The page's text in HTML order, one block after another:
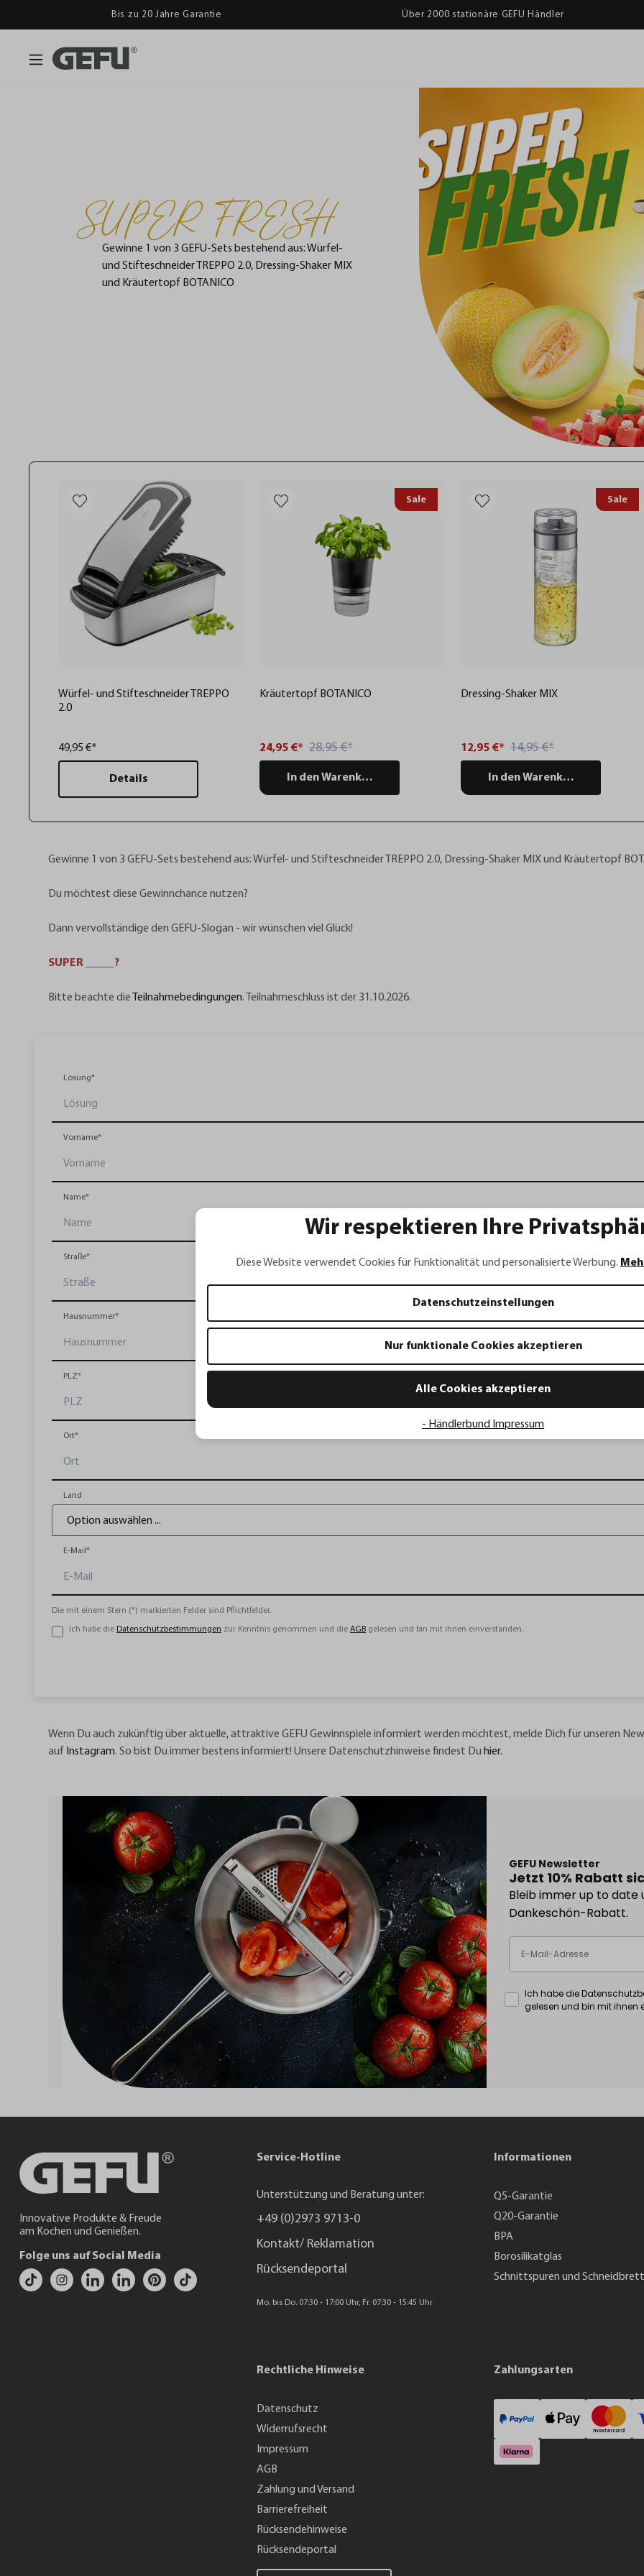
Bis zu 20 Jahre Garantie Über 2000 stationäre GEFU Händler
SUPER FRESH
Gewinne 1 von 3 GEFU-Sets bestehend aus: Würfel-
und Stifteschneider TREPPO 2.0, Dressing-Shaker MIX
und Kräutertopf BOTANICO
Würfel- und Stifteschneider TREPPO
2.0
49,95 €*
Details
Sale
Kräutertopf BOTANICO
24,95 €* 28,95 €*
In den Warenkorb
Sale
Dressing-Shaker MIX
12,95 €* 14,95 €*
In den Warenkorb
Gewinne 1 von 3 GEFU-Sets bestehend aus: Würfel- und Stifteschneider TREPPO 2.0, Dressing-Shaker MIX und Kräutertopf
Du möchtest diese Gewinnchance nutzen?
Dann vervollständige den GEFU-Slogan - wir wünschen viel Glück!
SUPER _____?
Bitte beachte die Teilnahmebedingungen. Teilnahmeschluss ist der 31.10.2026.
Lösung*
Vorname*
Name*
Straße*
Hausnummer*
PLZ*
Ort*
Land
E-Mail*
Die mit einem Stern (*) markierten Felder sind Pflichtfelder.
Ich habe die Datenschutzbestimmungen zur Kenntnis genommen und die AGB gelesen und bin mit ihnen einverstanden.
Wenn Du auch zukünftig über aktuelle, attraktive GEFU Gewinnspiele informiert werden möchtest, melde Dich für unseren
auf Instagram. So bist Du immer bestens informiert! Unsere Datenschutzhinweise findest Du hier.
GEFU Newsletter
Jetzt 10% Rabatt
Bleib immer up to date
Dankeschön-Rabatt.
Ich habe die
gelesen und bin mit ihnen
Innovative Produkte & Freude
am Kochen und Genießen.
Folge uns auf Social Media
Service-Hotline
Unterstützung und Beratung unter:
+49 (0)2973 9713-0
Kontakt/ Reklamation
Rücksendeportal
Mo. bis Do. 07:30 - 17:00 Uhr, Fr. 07:30 - 15:45 Uhr
Informationen
Q5-Garantie
Q20-Garantie
BPA
Borosilikatglas
Schnittspuren und
Rechtliche Hinweise
Datenschutz
Widerrufsrecht
Impressum
AGB
Zahlung und Versand
Barrierefreiheit
Rücksendehinweise
Rücksendeportal
Zahlungsarten
Wir respektieren Ihre
Diese Website verwendet Cookies für Funktionalität und personalisierte Werbung.
Datenschutzeinstellungen
Nur funktionale Cookies akzeptieren
Alle Cookies akzeptieren
- Händlerbund Impressum